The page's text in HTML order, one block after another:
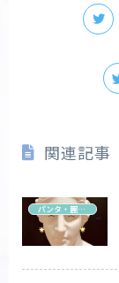
関連記事
パンタ・麗先生